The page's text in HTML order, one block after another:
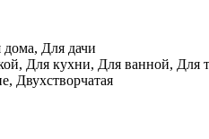
Для дачи
Для кухни, Для ванной, Для
Двухстворчатая